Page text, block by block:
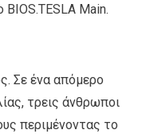
Main.
Σε ένα απόμερο
τρεις άνθρωποι
περιμένοντας το